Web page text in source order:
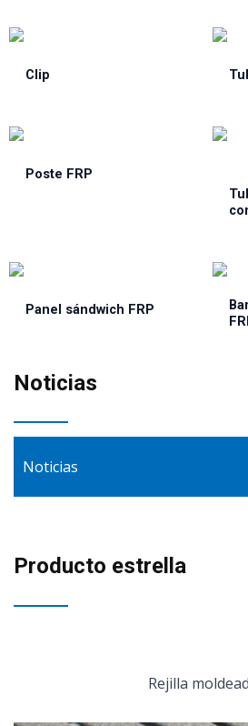
Clip
Poste FRP
Panel sándwich FRP
Noticias
Noticias
Producto estrella
Rejilla